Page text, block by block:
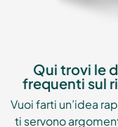
Qui trovi le
frequenti sul
Vuoi farti un’idea
ti servono